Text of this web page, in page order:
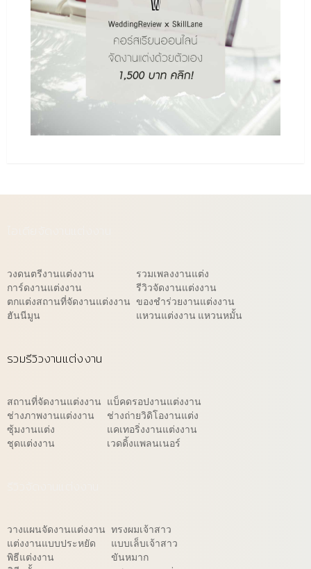
วงดนตรีงานแต่งงาน
การ์ดงานแต่งงาน
ตกแต่งสถานที่จัดงานแต่งงาน
ฮันนีมูน
รวมเพลงงานแต่ง
รีวิวจัดงานแต่งงาน
ของชำร่วยงานแต่งงาน
แหวนแต่งงาน แหวนหมั้น
รวมรีวิวงานแต่งงาน
สถานที่จัดงานแต่งงาน
ช่างภาพงานแต่งงาน
ซุ้มงานแต่ง
ชุดแต่งงาน
แบ็คดรอปงานแต่งงาน
ช่างถ่ายวิดิโองานแต่ง
แคเทอริ่งงานแต่งงาน
เวดดิ้งแพลนเนอร์
วางแผนจัดงานแต่งงาน
แต่งงานแบบประหยัด
พิธีแต่งงาน
ทรงผมเจ้าสาว
แบบเล็บเจ้าสาว
ขันหมาก